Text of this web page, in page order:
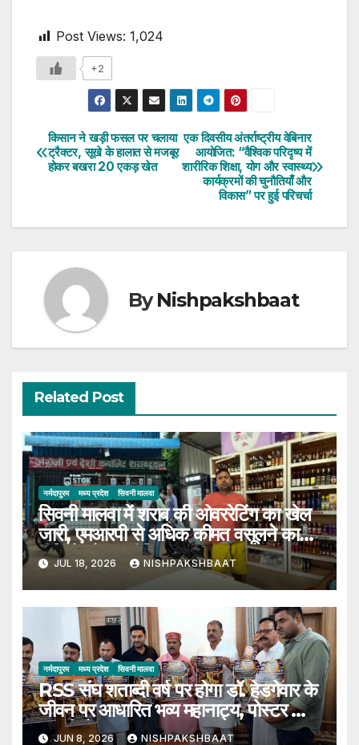
Post Views: 1,024
+2
Post
navigation
एक दिवसीय अंतर्राष्ट्रीय वेबिनार
आयोजित: “वैश्विक परिदृष्य में
शारीरिक शिक्षा, योग और स्वास्थ्य
कार्यक्रमों की चुनौतियाँ और
विकास” पर हुई परिचर्चा
किसान ने खड़ी फसल पर चलाया
ट्रैक्टर, सूखे के हालात से मजबूर
होकर बखरा 20 एकड़ खेत
ByNishpakshbaat
Related Post
नर्मदापुरम मध्य प्रदेश सिवनी मालवा
सिवनी मालवा में शराब की ओवररेटिंग का खेल
जारी, एमआरपी से अधिक कीमत वसूलने का
वीडियो सोशल मीडिया पर हुआ वायरल
JUL 18, 2026 NISHPAKSHBAAT
नर्मदापुरम मध्य प्रदेश सिवनी मालवा
RSS संघ शताब्दी वर्ष पर होगा डॉ. हेडगेवार के
जीवन पर आधारित भव्य महानाट्य, पोस्टर का
हुआ विमोचन
JUN 8, 2026 NISHPAKSHBAAT